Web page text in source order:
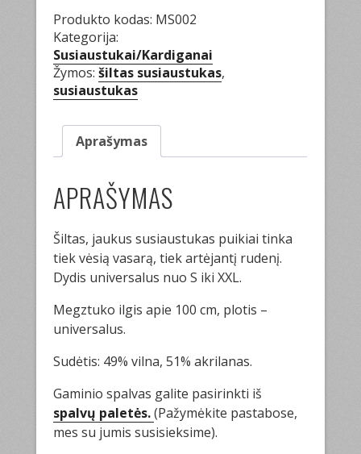
Produkto kodas: MS002
Kategorija:
Susiaustukai/Kardiganai
Žymos:šiltas susiaustukas,
susiaustukas
Aprašymas
APRAŠYMAS
Šiltas, jaukus susiaustukas puikiai tinka
tiek vėsią vasarą, tiek artėjantį rudenį.
Dydis universalus nuo S iki XXL.
Megztuko ilgis apie 100 cm, plotis –
universalus.
Sudėtis: 49% vilna, 51% akrilanas.
Gaminio spalvas galite pasirinkti iš
spalvų paletės.(Pažymėkite pastabose,
mes su jumis susisieksime).